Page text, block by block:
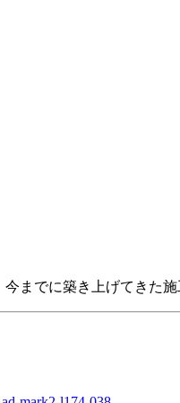
までに築き上げてきた